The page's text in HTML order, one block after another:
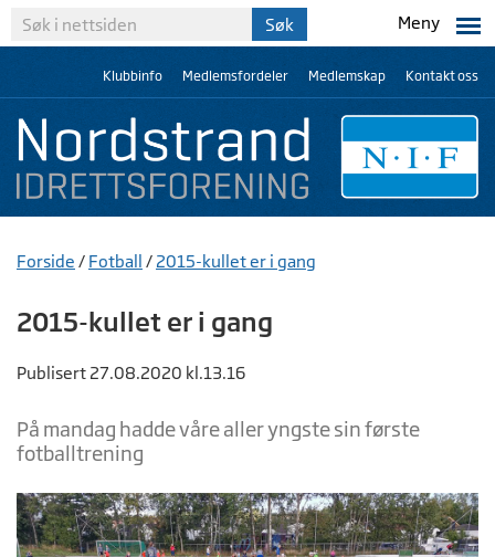
Meny
Klubbinfo Medlemsfordeler Medlemskap Kontakt oss
Forside / Fotball / 2015-kullet er i gang
2015-kullet er i gang
Publisert 27.08.2020 kl.13.16
På mandag hadde våre aller yngste sin første
fotballtrening